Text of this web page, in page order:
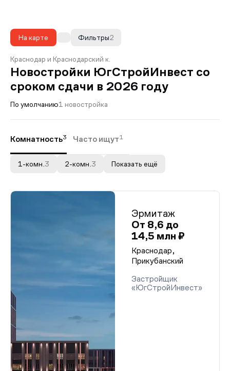
На карте 2
Фильтры
Краснодар и Краснодарский к.
Новостройки ЮгСтройИнвест со
сроком сдачи в 2026 году
По умолчанию1 новостройка
Комнатность3 Часто ищут1
1-комн. 3 2-комн. 3 Показать ещё
Эрмитаж
От 8,6 до
14,5 млн ₽
Краснодар,
Прикубанский
Застройщик
«ЮгСтройИнвест»